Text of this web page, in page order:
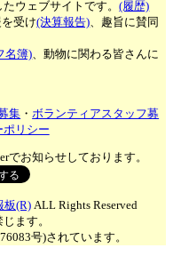
ウェブサイトです。(履歴)
受け(決算報告)、趣旨に賛同
名簿)、動物に関わる皆さんに
集 ・ボランティアスタッフ募
ポリシー
でお知らせしております。
板(R)ALL Rights Reserved
ます。
号)されています。